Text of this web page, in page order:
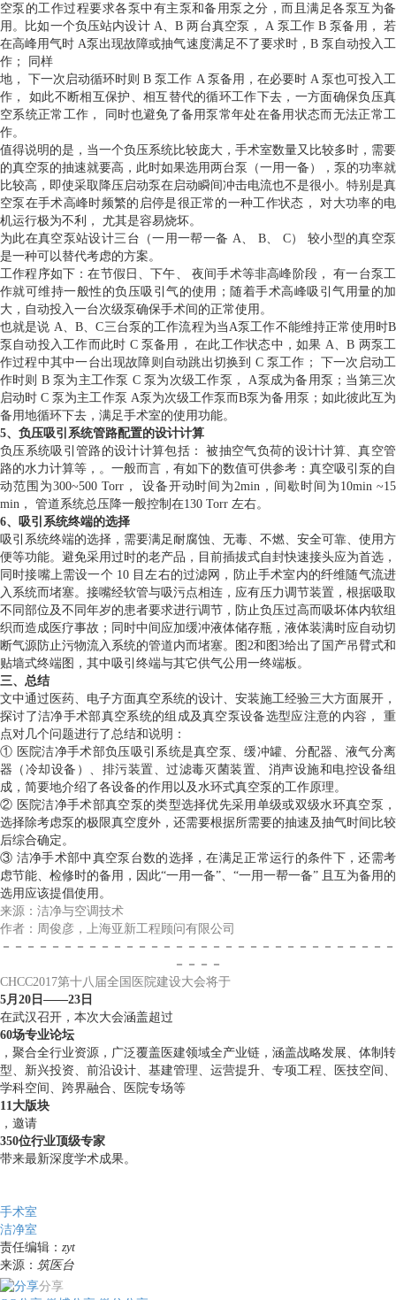
空泵的工作过程要求各泵中有主泵和备用泵之分，而且满足各泵互为备
用。比如一个负压站内设计 A、B 两台真空泵， A 泵工作 B 泵备用， 若
在高峰用气时 A泵出现故障或抽气速度满足不了要求时，B 泵自动投入工
作； 同样
地， 下一次启动循环时则 B 泵工作 A 泵备用，在必要时 A 泵也可投入工
作， 如此不断相互保护、相互替代的循环工作下去，一方面确保负压真
空系统正常工作， 同时也避免了备用泵常年处在备用状态而无法正常工
作。
值得说明的是，当一个负压系统比较庞大，手术室数量又比较多时，需要
的真空泵的抽速就要高，此时如果选用两台泵（一用一备），泵的功率就
比较高，即使采取降压启动泵在启动瞬间冲击电流也不是很小。特别是真
空泵在手术高峰时频繁的启停是很正常的一种工作状态， 对大功率的电
机运行极为不利， 尤其是容易烧坏。
为此在真空泵站设计三台（一用一帮一备 A、 B、 C） 较小型的真空泵
是一种可以替代考虑的方案。
工作程序如下：在节假日、下午、 夜间手术等非高峰阶段， 有一台泵工
作就可维持一般性的负压吸引气的使用；随着手术高峰吸引气用量的加
大，自动投入一台次级泵确保手术间的正常使用。
也就是说 A、B、C三台泵的工作流程为当A泵工作不能维持正常使用时B
泵自动投入工作而此时 C 泵备用， 在此工作状态中，如果 A、B 两泵工
作过程中其中一台出现故障则自动跳出切换到 C 泵工作； 下一次启动工
作时则 B 泵为主工作泵 C 泵为次级工作泵， A泵成为备用泵；当第三次
启动时 C 泵为主工作泵 A泵为次级工作泵而B泵为备用泵；如此彼此互为
备用地循环下去，满足手术室的使用功能。
5、负压吸引系统管路配置的设计计算
负压系统吸引管路的设计计算包括： 被抽空气负荷的设计计算、真空管
路的水力计算等，。一般而言，有如下的数值可供参考：真空吸引泵的自
动范围为300~500 Torr， 设备开动时间为2min，间歇时间为10min ~15
min， 管道系统总压降一般控制在130 Torr 左右。
6、吸引系统终端的选择
吸引系统终端的选择，需要满足耐腐蚀、无毒、不燃、安全可靠、使用方
便等功能。避免采用过时的老产品，目前插拔式自封快速接头应为首选，
同时接嘴上需设一个 10 目左右的过滤网，防止手术室内的纤维随气流进
入系统而堵塞。接嘴经软管与吸污点相连，应有压力调节装置，根据吸取
不同部位及不同年岁的患者要求进行调节，防止负压过高而吸坏体内软组
织而造成医疗事故；同时中间应加缓冲液体储存瓶，液体装满时应自动切
断气源防止污物流入系统的管道内而堵塞。图2和图3给出了国产吊臂式和
贴墙式终端图，其中吸引终端与其它供气公用一终端板。
三、总结
文中通过医药、电子方面真空系统的设计、安装施工经验三大方面展开，
探讨了洁净手术部真空系统的组成及真空泵设备选型应注意的内容， 重
点对几个问题进行了总结和说明：
① 医院洁净手术部负压吸引系统是真空泵、缓冲罐、分配器、液气分离
器（冷却设备）、排污装置、过滤毒灭菌装置、消声设施和电控设备组
成，简要地介绍了各设备的作用以及水环式真空泵的工作原理。
② 医院洁净手术部真空泵的类型选择优先采用单级或双级水环真空泵，
选择除考虑泵的极限真空度外，还需要根据所需要的抽速及抽气时间比较
后综合确定。
③ 洁净手术部中真空泵台数的选择，在满足正常运行的条件下，还需考
虑节能、检修时的备用，因此“一用一备”、“一用一帮一备” 且互为备用的
选用应该提倡使用。
来源：洁净与空调技术
作者：周俊彦，上海亚新工程顾问有限公司
－－－－－－－－－－－－－－－－－－－－－－－－－－－－－－－－
－－－－
CHCC2017第十八届全国医院建设大会将于
5月20日——23日
在武汉召开，本次大会涵盖超过
60场专业论坛
，聚合全行业资源，广泛覆盖医建领域全产业链，涵盖战略发展、体制转
型、新兴投资、前沿设计、基建管理、运营提升、专项工程、医技空间、
学科空间、跨界融合、医院专场等
11大版块
，邀请
350位行业顶级专家
带来最新深度学术成果。
手术室
洁净室
责任编辑： zyt
来源： 筑医台
分享